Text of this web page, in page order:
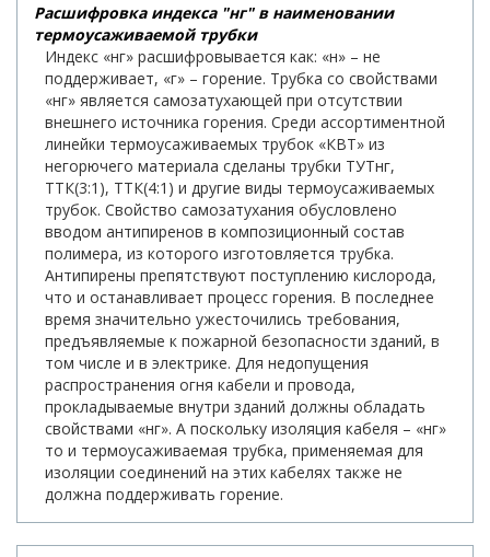
Расшифровка индекса "нг" в наименовании
термоусаживаемой трубки
Индекс «нг» расшифровывается как: «н» – не
поддерживает, «г» – горение. Трубка со свойствами
«нг» является самозатухающей при отсутствии
внешнего источника горения. Среди ассортиментной
линейки термоусаживаемых трубок «КВТ» из
негорючего материала сделаны трубки ТУТнг,
ТТК(3:1), ТТК(4:1) и другие виды термоусаживаемых
трубок. Свойство самозатухания обусловлено
вводом антипиренов в композиционный состав
полимера, из которого изготовляется трубка.
Антипирены препятствуют поступлению кислорода,
что и останавливает процесс горения. В последнее
время значительно ужесточились требования,
предъявляемые к пожарной безопасности зданий, в
том числе и в электрике. Для недопущения
распространения огня кабели и провода,
прокладываемые внутри зданий должны обладать
свойствами «нг». А поскольку изоляция кабеля – «нг»
то и термоусаживаемая трубка, применяемая для
изоляции соединений на этих кабелях также не
должна поддерживать горение.